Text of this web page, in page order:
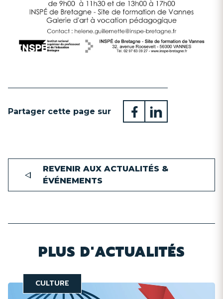
Partager cette page sur
REVENIR AUX ACTUALITÉS &
ÉVÉNEMENTS
PLUS D'ACTUALITÉS
CULTURE